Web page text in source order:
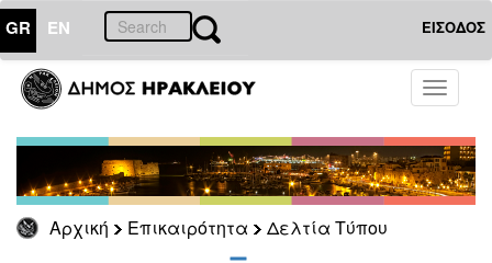
GR EN ΕΙΣΟΔΟΣ
Toggle
Αρχική Επικαιρότητα Δελτία Τύπου
ΕΠΙΚΑΙΡΟΤΗΤΑ
Τύπου
Αρχείο